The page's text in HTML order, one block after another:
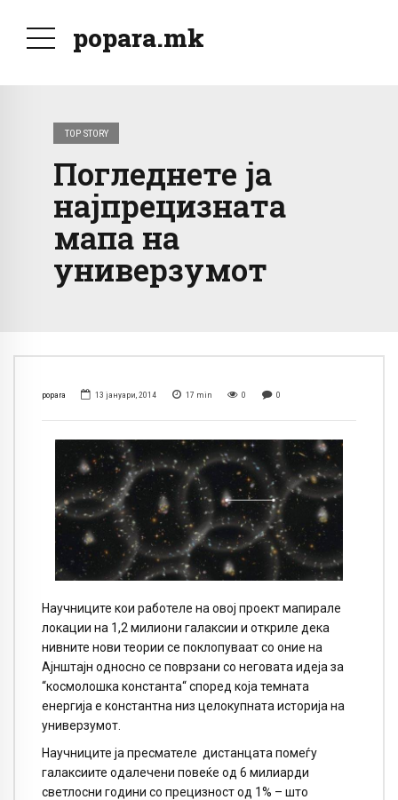
popara.mk
TOP STORY
Погледнете ја
најпрецизната
мапа на
универзумот
popara 13 јануари, 2014 17 min 0 0
Научниците кои работеле на овој проект мапирале
локации на 1,2 милиони галаксии и откриле дека
нивните нови теории се поклопуваат со оние на
Ајнштајн односно се поврзани со неговата идеја за
“космолошка константа“ според која темната
енергија е константна низ целокупната историја на
универзумот.
Научниците ја пресмателе дистанцата помеѓу
галаксиите одалечени повеќе од 6 милиарди
светлосни години со прецизност од 1% – што